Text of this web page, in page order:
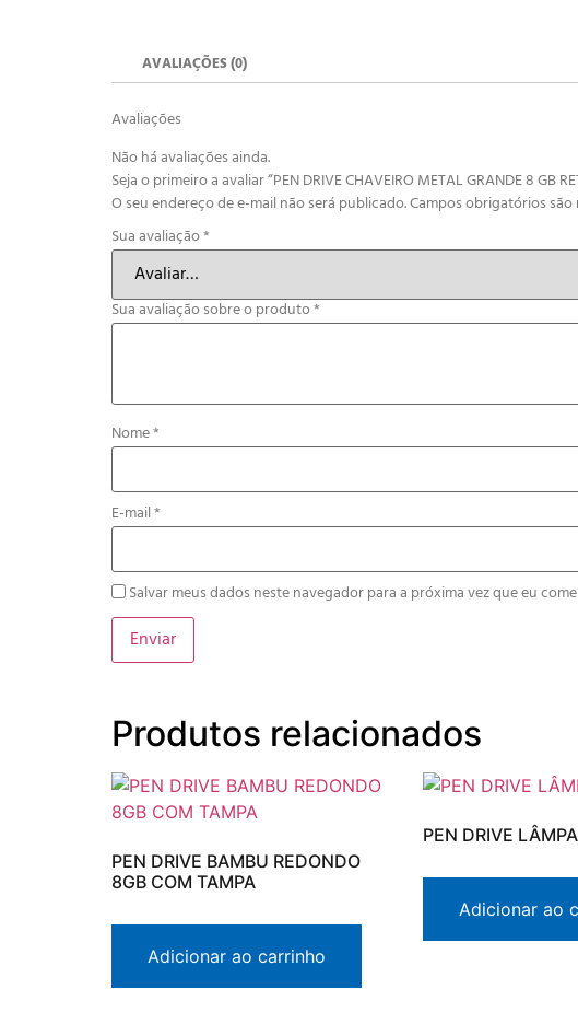
AVALIAÇÕES (0)
Avaliações
Não há avaliações ainda.
Seja o primeiro a avaliar “PEN DRIVE CHAVEIRO METAL GRANDE 8 GB
O seu endereço de e-mail não será publicado.Campos obrigatórios
Sua avaliação*
Sua avaliação sobre o produto*
Nome*
E-mail*
Salvar meus dados neste navegador para a próxima vez que eu
Produtos relacionados
PEN DRIVE BAMBU REDONDO
8GB COM TAMPA
Adicionar ao carrinho
PEN DRIVE
Adicionar ao